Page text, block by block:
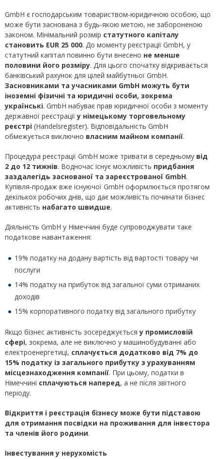
GmbH є господарським товариством-юридичною особою, що
може бути заснована з будь-якою метою, не забороненою
законом. Мінімальний розмір статутного капіталу
становить EUR 25 000. До моменту реєстрації GmbH, у
статутний капітал повинно бути внесено не менше
половини його розміру. Для цього спочатку відкривається
банківський рахунок для цілей майбутньої GmbH.
Засновниками та учасниками GmbH можуть бути
іноземні фізичні та юридичні особи, зокрема
українські. GmbH набуває прав юридичної особи з моменту
державної реєстраціїу німецькому торговельному
реєстрі (Handelsregister). Відповідальність GmbH
обмежується виключно власним майном компанії.
Процедура реєстрації GmbH може тривати в середньому від
2 до 12 тижнів. Водночас існує можливість придбання
заздалегідь заснованої та зареєстрованої GmbH.
Купівля-продаж вже існуючої GmbH оформлюється протягом
декількох робочих днів, що дає можливість починати бізнес
активність набагато швидше.
Діяльність GmbH у Німеччині буде супроводжувати таке
податкове навантаження:
19% податку на додану вартість від вартості товару чи
послуги
14% податку на прибуток від загальної суми отриманих
доходів
15% корпоративного податку від загального прибутку
Якщо бізнес активність зосереджуєтьсяу промисловій
сфері, зокрема, але не виключно у машинобудуванні або
електроенергетиці, сплачується додатково від 7% до
15% податку із загального прибутку з урахуванням
місцезнаходження компанії. При цьому, податки в
Німеччині сплачуються наперед, а не після звітного
періоду.
Відкриття і реєстрація бізнесу може бути підставою
для отримання посвідки на проживання для інвестора
та членів його родини.
Інвестування у нерухомість